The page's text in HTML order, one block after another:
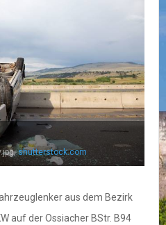
shutterstock.com
aus dem Bezirk
auf der Ossiacher BStr. B94